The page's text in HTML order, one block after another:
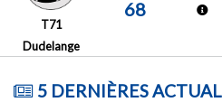
T71
Dudelange
68
5 DERNIÈRES